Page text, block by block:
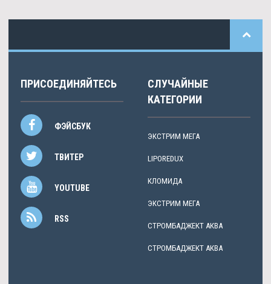
ПРИСОЕДИНЯЙТЕСЬ
ФЭЙСБУК
ТВИТЕР
YOUTUBE
RSS
СЛУЧАЙНЫЕ
КАТЕГОРИИ
ЭКСТРИМ МЕГА
LIPOREDUX
КЛОМИДА
ЭКСТРИМ МЕГА
СТРОМБАДЖЕКТ АКВА
СТРОМБАДЖЕКТ АКВА